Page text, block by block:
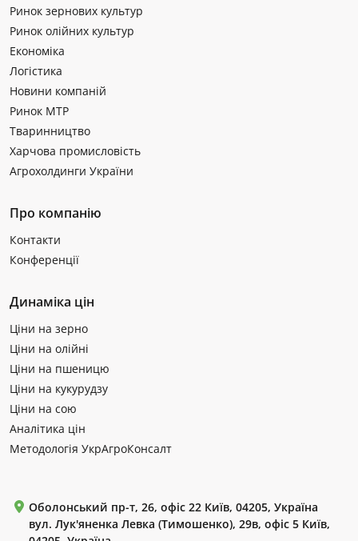
Ринок зернових культур
Ринок олійних культур
Економіка
Логістика
Новини компаній
Ринок МТР
Тваринництво
Харчова промисловість
Агрохолдинги України
Про компанію
Контакти
Конференції
Динаміка цін
Ціни на зерно
Ціни на олійні
Ціни на пшеницю
Ціни на кукурудзу
Ціни на сою
Аналітика цін
Методологія УкрАгроКонсалт
Оболонський пр-т, 26, офіс 22 Київ, 04205, Україна
вул. Лук'яненка Левка (Тимошенко), 29в, офіс 5 Київ,